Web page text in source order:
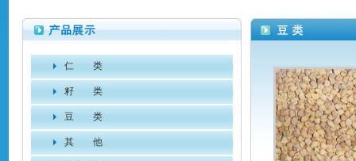
仁 类
籽 类
豆 类
其 他